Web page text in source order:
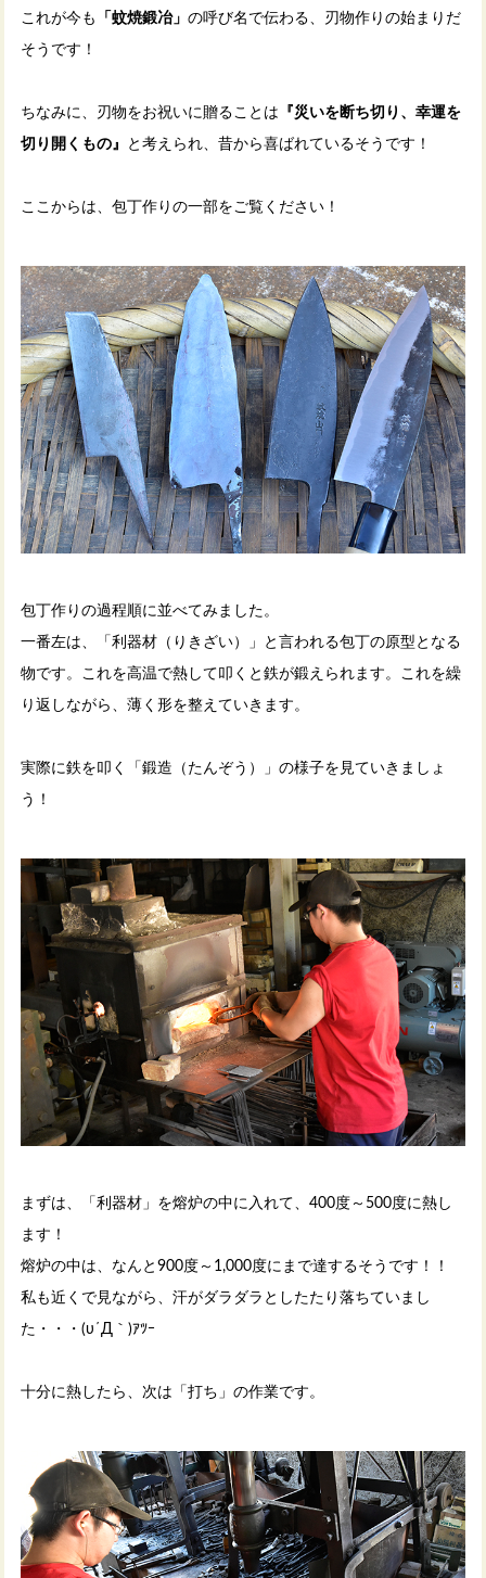
これが今も 「蚊焼鍛冶」の呼び名で伝わる、刃物作りの始まりだ
そうです！
ちなみに、刃物をお祝いに贈ることは 『災いを断ち切り、幸運を
切り開くもの』 と考えられ、昔から喜ばれているそうです！
ここからは、包丁作りの一部をご覧ください！
包丁作りの過程順に並べてみました。
一番左は、「利器材（りきざい）」と言われる包丁の原型となる
物です。これを高温で熱して叩くと鉄が鍛えられます。これを繰
り返しながら、薄く形を整えていきます。
実際に鉄を叩く「鍛造（たんぞう）」の様子を見ていきましょ
う！
まずは、「利器材」を熔炉の中に入れて、400度～500度に熱し
ます！
熔炉の中は、なんと900度～1,000度にまで達するそうです！！
私も近くで見ながら、汗がダラダラとしたたり落ちていまし
た・・・(υ´Д｀)ｱﾂｰ
十分に熱したら、次は「打ち」の作業です。